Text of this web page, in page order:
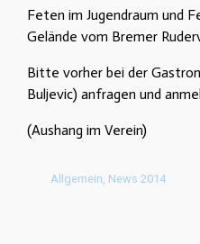
Feten im Jugendraum und
Gelände vom Bremer
Bitte vorher bei der
Buljevic) anfragen und
(Aushang im Verein)
Allgemein, News 2014